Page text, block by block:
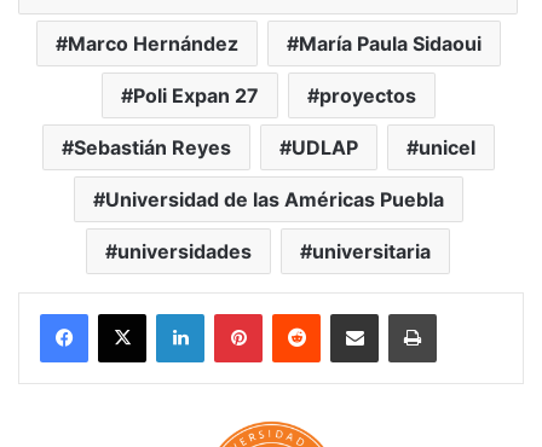
Marco Hernández María Paula Sidaoui
Poli Expan 27 proyectos
Sebastián Reyes UDLAP unicel
Universidad de las Américas Puebla
universidades universitaria
LinkedInPinterestReddit Share via Email Print